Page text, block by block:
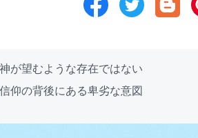
が望むような存在ではない
仰の背後にある卑劣な意図